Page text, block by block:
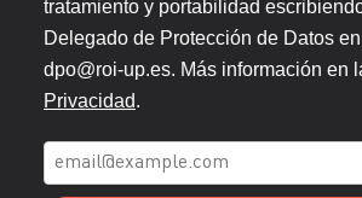
tratamiento y portabilidad
Delegado de Protección de Datos
dpo@roi-up.es. Más información en
Privacidad.